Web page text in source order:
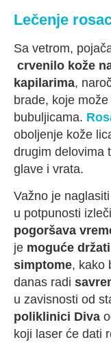
Lečenje
Sa vetrom,
crvenilo kože
kapilarima,
brade, koje
bubuljicama.
oboljenje kože
drugim delovima
glave i vrata.
Važno je
u potpunosti
pogoršava
je moguće
simptome, kako
danas radi
u zavisnosti od
poliklinici Diva
koji laser će dati